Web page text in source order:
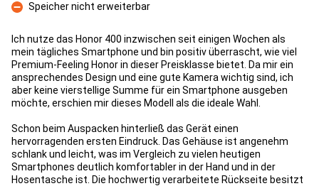
Con
Speicher nicht erweiterbar
Ich nutze das Honor 400 inzwischen seit einigen Wochen als
mein tägliches Smartphone und bin positiv überrascht, wie viel
Premium-Feeling Honor in dieser Preisklasse bietet. Da mir ein
ansprechendes Design und eine gute Kamera wichtig sind, ich
aber keine vierstellige Summe für ein Smartphone ausgeben
möchte, erschien mir dieses Modell als die ideale Wahl.
Schon beim Auspacken hinterließ das Gerät einen
hervorragenden ersten Eindruck. Das Gehäuse ist angenehm
schlank und leicht, was im Vergleich zu vielen heutigen
Smartphones deutlich komfortabler in der Hand und in der
Hosentasche ist. Die hochwertig verarbeitete Rückseite besitzt